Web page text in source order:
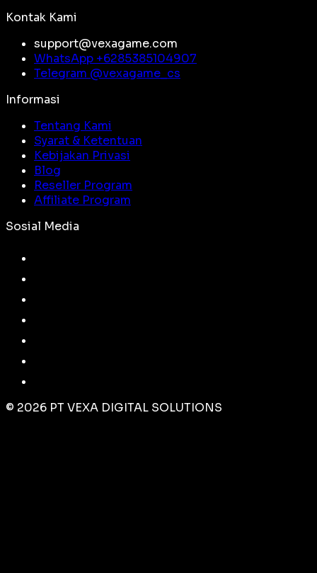
Kontak Kami
support@vexagame.com
WhatsApp +6285385104907
Telegram @vexagame_cs
Informasi
Tentang Kami
Syarat & Ketentuan
Kebijakan Privasi
Blog
Reseller Program
Affiliate Program
Sosial Media
© 2026 PT VEXA DIGITAL SOLUTIONS